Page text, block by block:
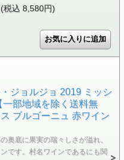
税込 8,580円)
ジョルジョ 2019 ミッシ
一部地域を除く送料無
ブルゴーニュ 赤ワイン
奥底に果実の瑞々しさが溢れ、
です。村名ワインであるにも関